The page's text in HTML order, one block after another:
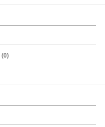
(0)